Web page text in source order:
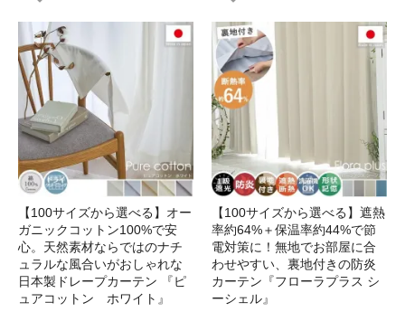
【100サイズから選べる】オー
ガニックコットン100%で安
心。天然素材ならではのナチ
ュラルな風合いがおしゃれな
日本製ドレープカーテン 『ピ
ュアコットン ホワイト』
【100サイズから選べる】遮熱
率約64%＋保温率約44%で節
電対策に！無地でお部屋に合
わせやすい、裏地付きの防炎
カーテン『フローラプラス シ
ーシェル』